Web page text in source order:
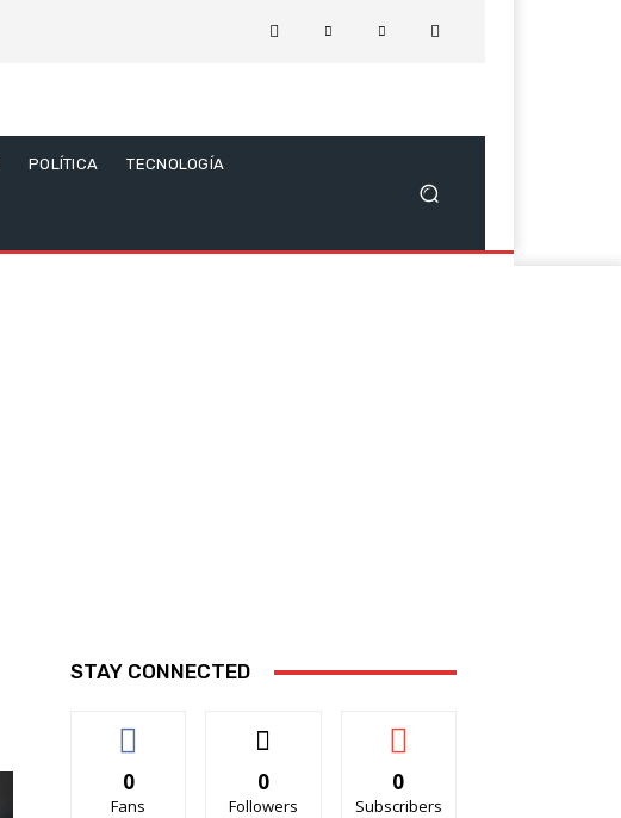
POLÍTICA TECNOLOGÍA
STAY CONNECTED
0
Fans
0
Followers
0
Subscribers